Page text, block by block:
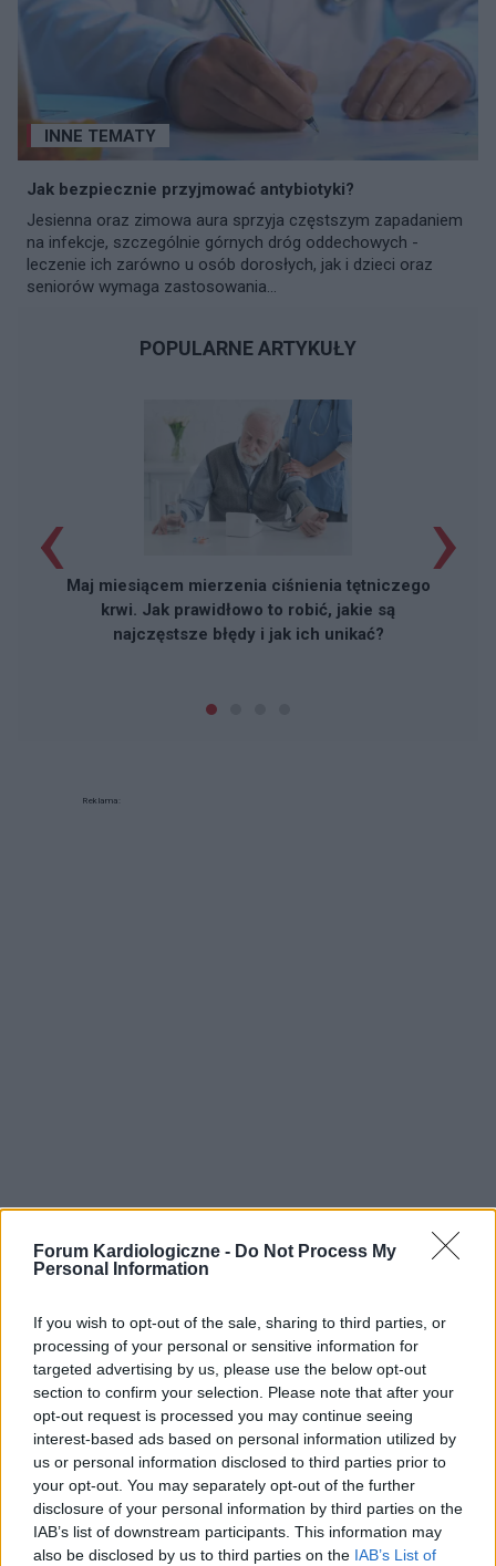
Forum Kardiologiczne - Do Not Process My
Personal Information
If you wish to opt-out of the sale, sharing to third parties, or
processing of your personal or sensitive information for
targeted advertising by us, please use the below opt-out
section to confirm your selection. Please note that after your
opt-out request is processed you may continue seeing
interest-based ads based on personal information utilized by
us or personal information disclosed to third parties prior to
your opt-out. You may separately opt-out of the further
disclosure of your personal information by third parties on the
IAB’s list of downstream participants. This information may
also be disclosed by us to third parties on the IAB’s List of
INNE TEMATY
Jak bezpiecznie przyjmować antybiotyki?
Jesienna oraz zimowa aura sprzyja częstszym zapadaniem
na infekcje, szczególnie górnych dróg oddechowych -
leczenie ich zarówno u osób dorosłych, jak i dzieci oraz
seniorów wymaga zastosowania...
POPULARNE ARTYKUŁY
Maj miesiącem mierzenia ciśnienia tętniczego
krwi. Jak prawidłowo to robić, jakie są
najczęstsze błędy i jak ich unikać?
‹ ›
Reklama: